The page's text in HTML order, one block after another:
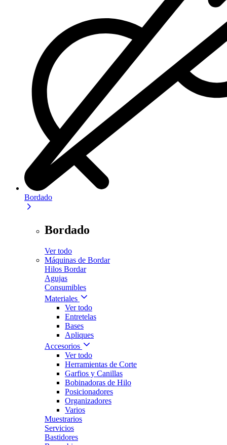
Bordado
Bordado
Ver todo
Máquinas de Bordar
Hilos Bordar
Agujas
Consumibles
Materiales
Ver todo
Entretelas
Bases
Apliques
Accesorios
Ver todo
Herramientas de Corte
Garfios y Canillas
Bobinadoras de Hilo
Posicionadores
Organizadores
Varios
Muestrarios
Servicios
Bastidores